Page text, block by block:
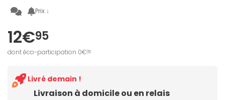
Prix ↓
12€95
dont éco-participation 0€05
Livraison à domicile ou en relais
Livré demain !